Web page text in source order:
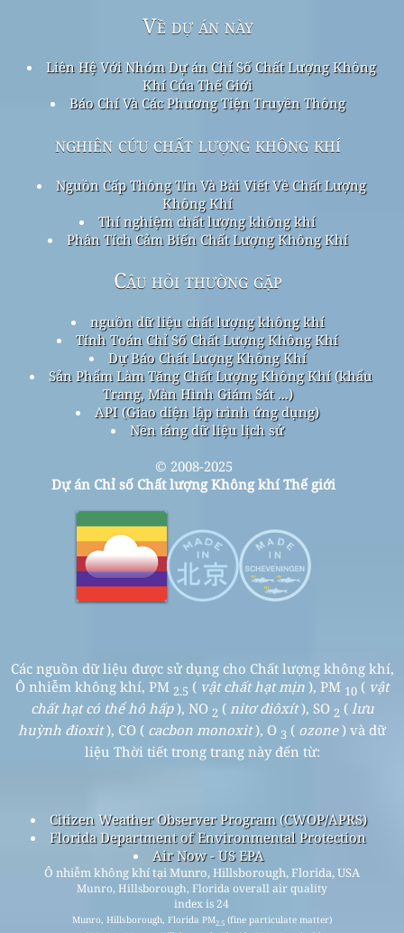
Về dự án này
Liên Hệ Với Nhóm Dự án Chỉ Số Chất Lượng Không
Khí Của Thế Giới
Báo Chí Và Các Phương Tiện Truyền Thông
nghiên cứu chất lượng không khí
Nguồn Cấp Thông Tin Và Bài Viết Về Chất Lượng
Không Khí
Thí nghiệm chất lượng không khí
Phân Tích Cảm Biến Chất Lượng Không Khí
Câu hỏi thường gặp
nguồn dữ liệu chất lượng không khí
Tính Toán Chỉ Số Chất Lượng Không Khí
Dự Báo Chất Lượng Không Khí
Sản Phẩm Làm Tăng Chất Lượng Không Khí (khẩu
Trang, Màn Hình Giám Sát ...)
API (Giao diện lập trình ứng dụng)
Nền tảng dữ liệu lịch sử
© 2008-2025
Dự án Chỉ số Chất lượng Không khí Thế giới
Các nguồn dữ liệu được sử dụng cho Chất lượng không khí,
Ô nhiễm không khí, PM 2.5 ( vật chất hạt mịn ), PM 10 ( vật
chất hạt có thể hô hấp), NO 2 ( nitơ điôxít), SO 2 ( lưu
huỳnh đioxit), CO ( cacbon monoxit), O 3 ( ozone) và dữ
liệu Thời tiết trong trang này đến từ:
Citizen Weather Observer Program (CWOP/APRS)
Florida Department of Environmental Protection
Air Now - US EPA
Ô nhiễm không khí tại Munro, Hillsborough, Florida, USA
Munro, Hillsborough, Florida overall air quality
index is 24
Munro, Hillsborough, Florida PM2.5(fine particulate matter)